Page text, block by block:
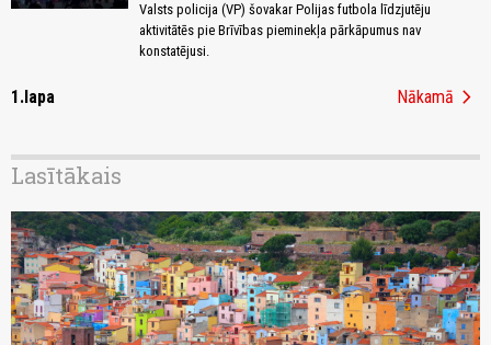
Valsts policija (VP) šovakar Polijas futbola līdzjutēju
aktivitātēs pie Brīvības pieminekļa pārkāpumus nav
konstatējusi.
1.lapa Nākamā chevron_right
Lasītākais